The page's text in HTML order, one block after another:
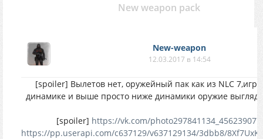
New weapon pack
New-weapon
12.03.2017 в 14:54
[spoiler] Вылетов нет, оружейный пак как из NLC
динамике и выше просто ниже динамики оружие
[spoiler] https://vk.com/photo297841134_456239077
https://pp.userapi.com/c637129/v637129134/3dbb8/